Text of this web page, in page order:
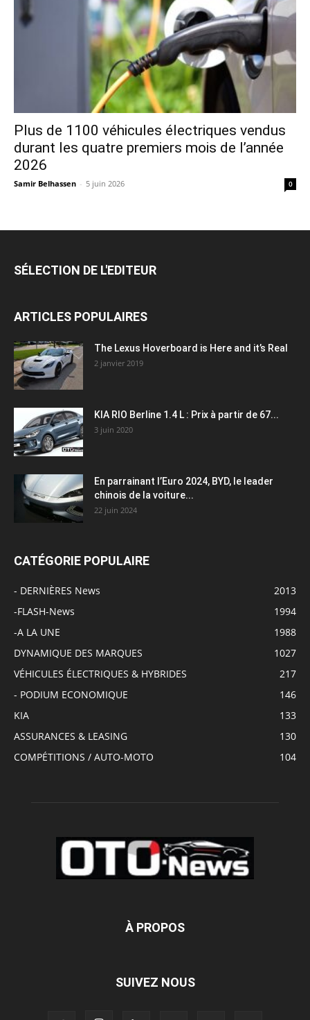
Plus de 1100 véhicules électriques vendus
durant les quatre premiers mois de l’année
2026
Samir Belhassen - 5 juin 2026 0
SÉLECTION DE L'EDITEUR
ARTICLES POPULAIRES
The Lexus Hoverboard is Here and it’s Real
2 janvier 2019
KIA RIO Berline 1.4 L : Prix à partir de 67...
3 juin 2020
En parrainant l’Euro 2024, BYD, le leader
chinois de la voiture...
22 juin 2024
CATÉGORIE POPULAIRE
- DERNIÈRES News
2013
-FLASH-News
1994
-A LA UNE
1988
DYNAMIQUE DES MARQUES
1027
VÉHICULES ÉLECTRIQUES & HYBRIDES
217
- PODIUM ECONOMIQUE
146
KIA
133
ASSURANCES & LEASING
130
COMPÉTITIONS / AUTO-MOTO
104
À PROPOS
SUIVEZ NOUS